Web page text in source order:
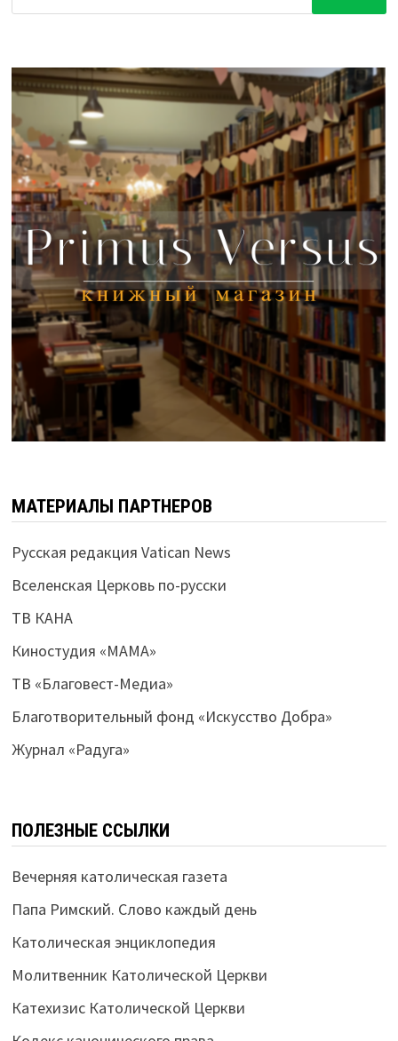
МАТЕРИАЛЫ ПАРТНЕРОВ
Русская редакция Vatican News
Вселенская Церковь по-русски
ТВ КАНА
Киностудия «МАМА»
ТВ «Благовест-Медиа»
Благотворительный фонд «Искусство Добра»
Журнал «Радуга»
ПОЛЕЗНЫЕ ССЫЛКИ
Вечерняя католическая газета
Папа Римский. Слово каждый день
Католическая энциклопедия
Молитвенник Католической Церкви
Катехизис Католической Церкви